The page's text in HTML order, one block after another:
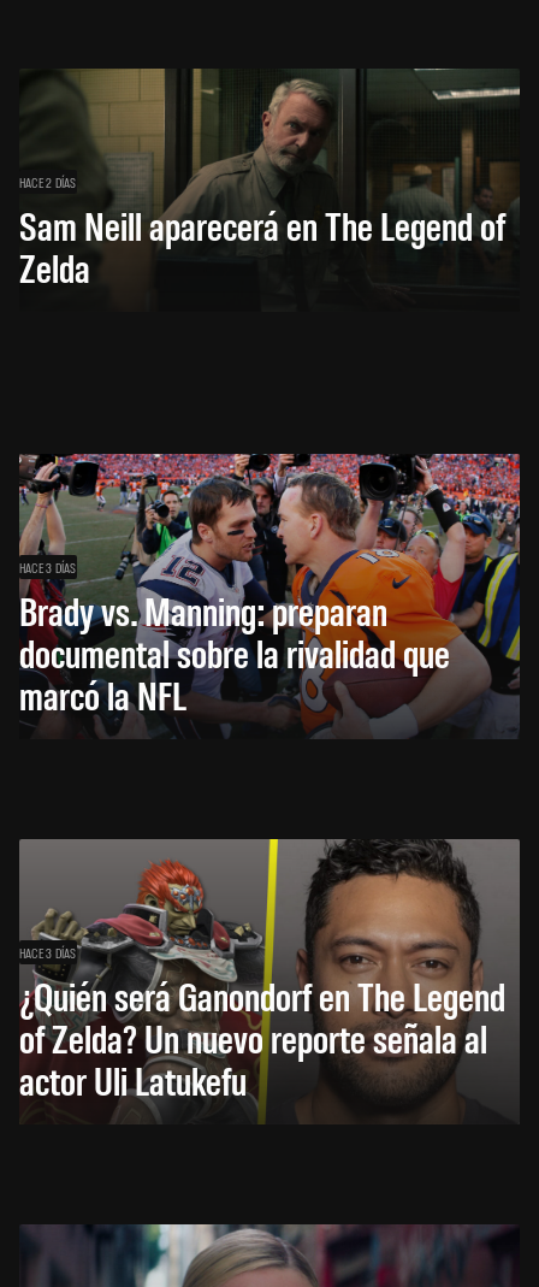
HACE 2 DÍAS
Sam Neill aparecerá en The Legend of
Zelda
HACE 3 DÍAS
Brady vs. Manning: preparan
documental sobre la rivalidad que
marcó la NFL
HACE 3 DÍAS
¿Quién será Ganondorf en The Legend
of Zelda? Un nuevo reporte señala al
actor Uli Latukefu